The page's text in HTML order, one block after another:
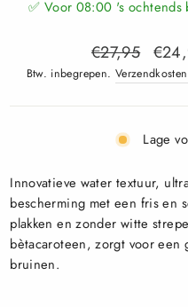
✅ Voor 08:00 's
€27,95
Btw. inbegrepen. Verzendkosten
Lage
Innovatieve water textuur,
bescherming met een fris en
plakken en zonder witte
bètacaroteen, zorgt voor
bruinen.